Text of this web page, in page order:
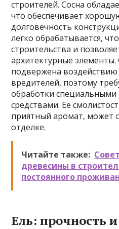
строителей. Сосна
что обеспечивает
долговечность
легко обрабатывается,
строительства и
архитектурные элементы.
подвержена
вредителей, поэтому
обработки
средствами. Ее
приятный аромат, может
отделке.
Читайте также:
древесины в
постоянного
Ель: прочность и